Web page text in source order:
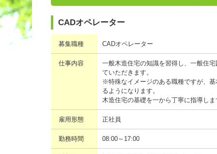
CADオペレーター
募集職種 CADオペレーター
仕事内容
一般木造住宅の知識を習得し、一般住
ていただきます。
※特殊なイメージのある職種ですが、
るようになります。
木造住宅の基礎を一から丁寧に指導しま
雇用形態 正社員
勤務時間 08:00～17:00